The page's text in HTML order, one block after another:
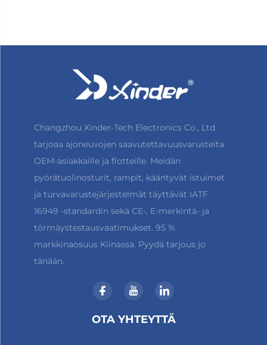
Changzhou Xinder-Tech Electronics Co., Ltd.
tarjoaa ajoneuvojen saavutettavuusvarusteita
OEM-asiakkaille ja flotteille. Meidän
pyörätuolinosturit, rampit, kääntyvät istuimet
ja turvavarustejärjestelmät täyttävät IATF
16949 -standardin sekä CE-, E-merkintä- ja
törmäystestausvaatimukset. 95 %
markkinaosuus Kiinassa. Pyydä tarjous jo
tänään.
OTA YHTEYTTÄ